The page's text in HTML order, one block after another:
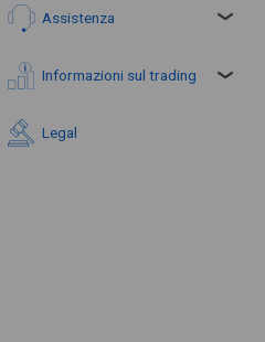
Assistenza
Informazioni sul trading
Legal